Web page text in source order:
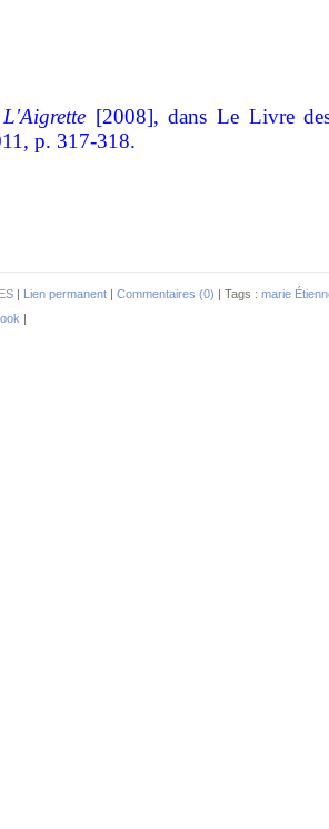
L'Aigrette [2008], dans Le Livre
p. 317-318.
| Lien permanent | Commentaires (0) | Tags : marie
|